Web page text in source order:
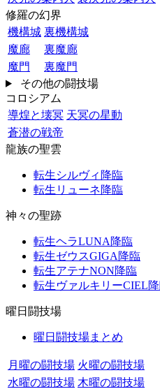
修羅の幻界
機構城 裏機構城
魔廊
裏魔廊
魔門
裏魔門
その他の闘技場
コロシアム
導煌と壊冥 天冥の星動
蒼潜の戦帝
龍族の聖雲
転生シルヴィ降臨
転生リューネ降臨
神々の聖跡
転生ヘラLUNA降臨
転生ゼウスGIGA降臨
転生アテナNON降臨
転生ヴァルキリーCIEL
曜日闘技場
曜日闘技場まとめ
月曜の闘技場 火曜の闘技場
水曜の闘技場 木曜の闘技場